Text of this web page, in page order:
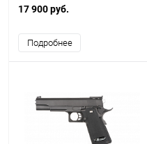
резьбой под глушитель
17 900 руб.
Подробнее